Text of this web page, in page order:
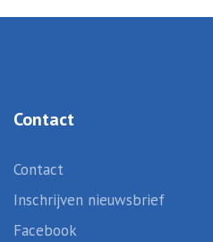
Contact
Contact
Inschrijven nieuwsbrief
Facebook